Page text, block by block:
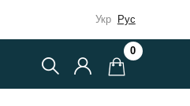
Укр Рус
0